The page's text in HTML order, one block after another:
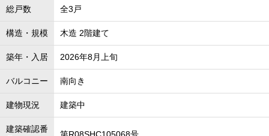
総戸数 全3戸
構造・規模 木造 2階建て
築年・入居 2026年8月上旬
バルコニー 南向き
建物現況 建築中
建築確認番